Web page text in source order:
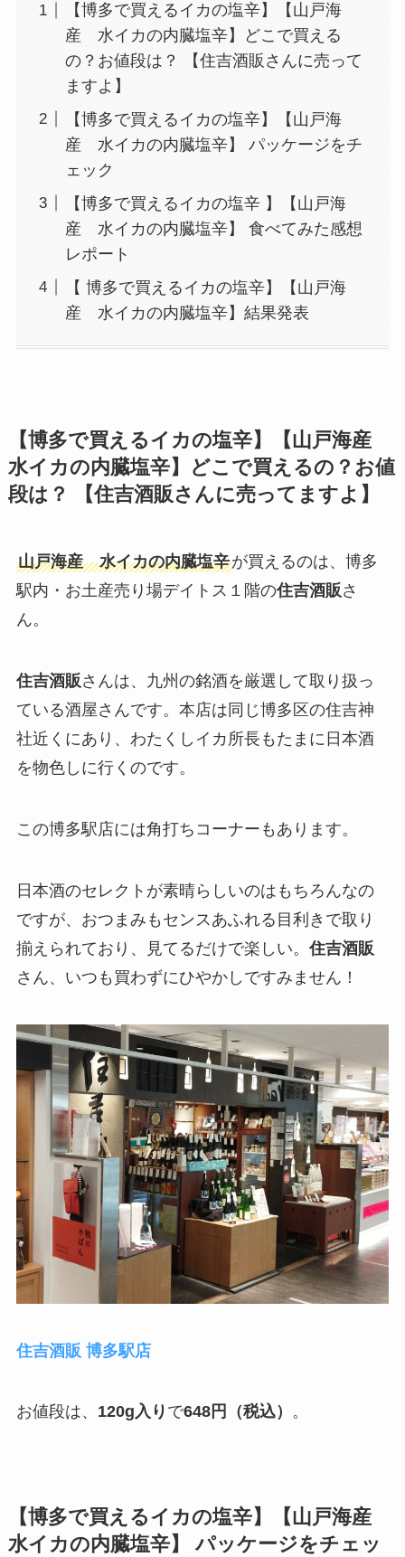
【博多で買えるイカの塩辛】【山戸海
産 水イカの内臓塩辛】どこで買える
の？お値段は？ 【住吉酒販さんに売って
ますよ】
【博多で買えるイカの塩辛】【山戸海
産 水イカの内臓塩辛】 パッケージをチ
ェック
【博多で買えるイカの塩辛 】【山戸海
産 水イカの内臓塩辛】 食べてみた感想
レポート
【 博多で買えるイカの塩辛】【山戸海
産 水イカの内臓塩辛】結果発表
【博多で買えるイカの塩辛】【山戸海産
水イカの内臓塩辛】どこで買えるの？お値
段は？ 【住吉酒販さんに売ってますよ】
山戸海産 水イカの内臓塩辛が買えるのは、博多
駅内・お土産売り場デイトス１階の住吉酒販さ
ん。
住吉酒販さんは、九州の銘酒を厳選して取り扱っ
ている酒屋さんです。本店は同じ博多区の住吉神
社近くにあり、わたくしイカ所長もたまに日本酒
を物色しに行くのです。
この博多駅店には角打ちコーナーもあります。
日本酒のセレクトが素晴らしいのはもちろんなの
ですが、おつまみもセンスあふれる目利きで取り
揃えられており、見てるだけで楽しい。 住吉酒販
さん、いつも買わずにひやかしですみません！
住吉酒販 博多駅店
お値段は、 120g入り で648円（税込） 。
【博多で買えるイカの塩辛】【山戸海産
水イカの内臓塩辛】 パッケージをチェッ